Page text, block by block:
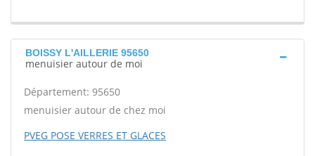
BOISSY L'AILLERIE 95650
menuisier autour de moi
Département: 95650
menuisier autour de chez moi
PVEG POSE VERRES ET GLACES